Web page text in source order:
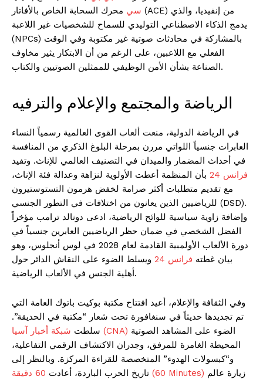
سي محرك السحابة الخاص بالأفاتار (ACE) من إنفيديا، والذي
يدمج الذكاء الاصطناعي التوليدي للسماح للشخصيات غير اللاعبة
(NPCs) بالمشاركة في محادثات صوتية غير مكتوبة وفي الوقت
الفعلي مع اللاعبين، على الرغم من أن الابتكار يثير مخاوف
الصناعة بشأن الأمن الوظيفي للممثلين الصوتيين والكتاب.
الرياضة والمجتمع والإعلام والترفيه
في الرياضة الدولية، منعت ألعاب القوى العالمية رسمياً النساء
العابرات جنسياً اللواتي مررن بمرحلة البلوغ الذكري من المنافسة
في أحداث المضمار والميدان في التصنيف العالمي للإناث. وتفيد
فرانس 24
بأن المنظمة أعطت الأولوية لنزاهة وعدالة فئة الإناث،
مع تقديم متطلبات أكثر صرامة لخفض هرمون التستوستيرون
للرياضيين الذين يعانون من اختلافات في التطور الجنسي (DSD).
وإضافة زاوية سياسية للوائح الرياضية، ادعى دونالد ترامب مؤخراً
الفضل الشخصي في ضمان حظر الرياضيين العابرين جنسياً في
دورة الألعاب الأولمبية القادمة لعام 2028 في لوس أنجلوس، وهو
بيان غطته فرانس 24
ويسلط الضوء على النقاش الدائر حول
أهلية الجنس في الألعاب الرياضية.
وفي الثقافة والإعلام، أعيد افتتاح مكتبة بوكيت باتوك العامة التي
تم تجديدها حديثاً في سنغافورة تحت شعار “مكتبة في الحديقة”.
سلطت شبكة أخبار آسيا (CNA)
المحيطة الغامرة للمرفق، وجدران الاكتشاف الرقمي التفاعلية،
و“كبسولات الهدوء” المتخصصة للقراءة المركزة. وبالنظر إلى
تاريخ الحرب الباردة، أعادت
60 دقيقة (60 Minutes)